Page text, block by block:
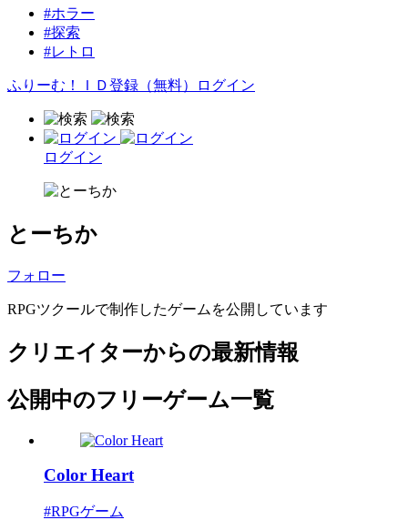
#ホラー
#探索
#レトロ
ふりーむ！ＩＤ登録（無料） ログイン
ログイン
とーちか
フォロー
RPGツクールで制作したゲームを公開しています
クリエイターからの最新情報
公開中のフリーゲーム一覧
Color Heart
#RPGゲーム